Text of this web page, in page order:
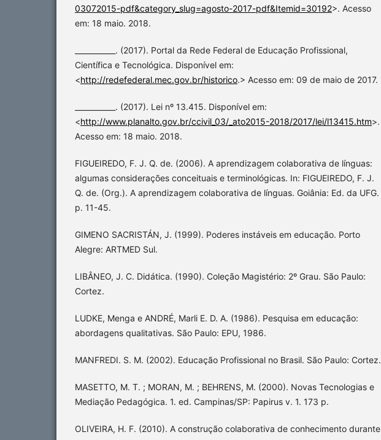
03072015-pdf&category_slug=agosto-2017-pdf&Itemid=30192>. Acesso
em: 18 maio. 2018.
___________. (2017). Portal da Rede Federal de Educação Profissional,
Científica e Tecnológica. Disponível em:
<http://redefederal.mec.gov.br/historico.> Acesso em: 09 de maio de 2017.
___________. (2017). Lei nº 13.415. Disponível em:
<http://www.planalto.gov.br/ccivil_03/_ato2015-2018/2017/lei/l13415.htm>.
Acesso em: 18 maio. 2018.
FIGUEIREDO, F. J. Q. de. (2006). A aprendizagem colaborativa de línguas:
algumas considerações conceituais e terminológicas. In: FIGUEIREDO, F. J.
Q. de. (Org.). A aprendizagem colaborativa de línguas. Goiânia: Ed. da UFG.
p. 11-45.
GIMENO SACRISTÁN, J. (1999). Poderes instáveis em educação. Porto
Alegre: ARTMED Sul.
LIBÂNEO, J. C. Didática. (1990). Coleção Magistério: 2º Grau. São Paulo:
Cortez.
LUDKE, Menga e ANDRÉ, Marli E. D. A. (1986). Pesquisa em educação:
abordagens qualitativas. São Paulo: EPU, 1986.
MANFREDI. S. M. (2002). Educação Profissional no Brasil. São Paulo: Cortez.
MASETTO, M. T. ; MORAN, M. ; BEHRENS, M. (2000). Novas Tecnologias e
Mediação Pedagógica. 1. ed. Campinas/SP: Papirus v. 1. 173 p.
OLIVEIRA, H. F. (2010). A construção colaborativa de conhecimento durante